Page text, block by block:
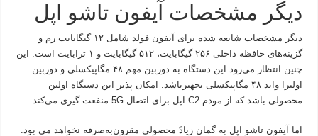
دیگر مشخصات آیفون تاشو اپل
دیگر مشخصات شایعه شده برای آیفون فولد شامل ۱۲ گیگابایت رم و
گزینه‌های حافظه داخلی ۲۵۶ گیگابایت، ۵۱۲ گیگابایت و ۱ ترابایت است. این
چنین انتظار می‌رود این دستگاه به دوربین مهم ۴۸ مگاپیکسلی و دوربین
اولترا واید ۴۸ مگاپیکسلی تجهیزباشد. امکان پذیر این دستگاه اولین
محصولی باشد که از مودم C2 اپل برای اتصال 5G منفعت گیری می‌کند.
اما آیفون تاشو اپل به گمان زیادً محصولی مقرون‌به‌صرفه نخواهد می بود.